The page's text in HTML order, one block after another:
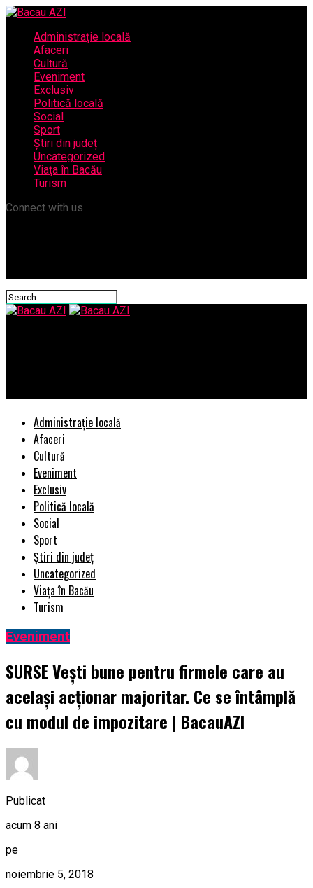
Administrație locală
Afaceri
Cultură
Eveniment
Exclusiv
Politică locală
Social
Sport
Știri din județ
Uncategorized
Viața în Bacău
Turism
Connect with us
Administrație locală
Afaceri
Cultură
Eveniment
Exclusiv
Politică locală
Social
Sport
Știri din județ
Uncategorized
Viața în Bacău
Turism
Eveniment
SURSE Vești bune pentru firmele care au
același acționar majoritar. Ce se întâmplă
cu modul de impozitare | BacauAZI
Publicat
acum 8 ani
pe
noiembrie 5, 2018